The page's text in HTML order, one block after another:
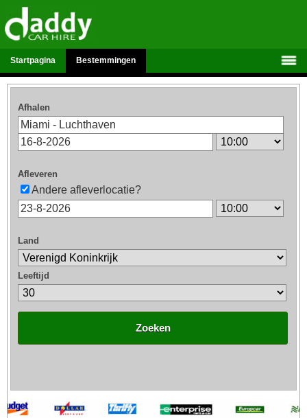
Startpagina Bestemmingen
Afhalen
Afleveren
Andere afleverlocatie?
Land
Leeftijd
Zoeken